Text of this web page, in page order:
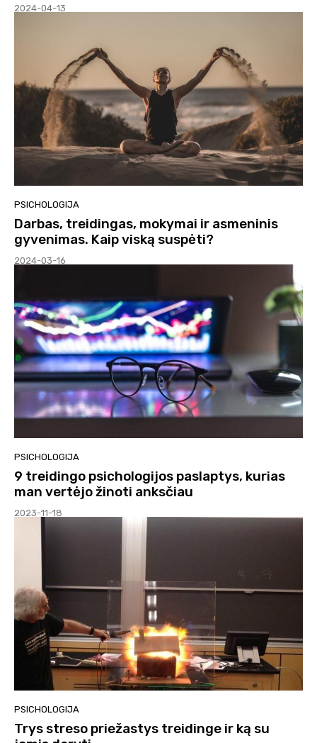
2024-04-13
PSICHOLOGIJA
Darbas, treidingas, mokymai ir asmeninis
gyvenimas. Kaip viską suspėti?
2024-03-16
PSICHOLOGIJA
9 treidingo psichologijos paslaptys, kurias
man vertėjo žinoti anksčiau
2023-11-18
PSICHOLOGIJA
Trys streso priežastys treidinge ir ką su